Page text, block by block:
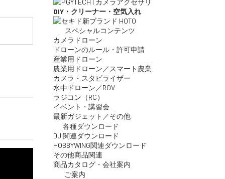
DIY・クリーナー・空気入れ
スペシャルコンテンツ
カメラドローン
ドローンのルール・許可申請
産業用ドローン
農業用ドローン／スマート農業
カメラ・スタビライザー
水中ドローン／ROV
ラジコン（RC）
イベント・講習会
最新ガジェット／その他
各種ダウンロード
DJI関連ダウンロード
HOBBYWING関連ダウンロード
その他商品関連
商品カタログ・会社案内
ご案内